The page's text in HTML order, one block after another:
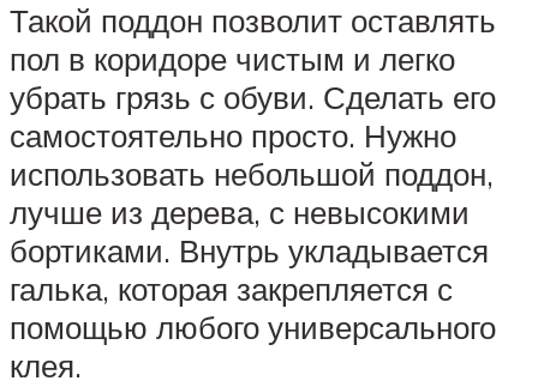
Такой поддон позволит оставлять
пол в коридоре чистым и легко
убрать грязь с обуви. Сделать его
самостоятельно просто. Нужно
использовать небольшой поддон,
лучше из дерева, с невысокими
бортиками. Внутрь укладывается
галька, которая закрепляется с
помощью любого универсального
клея.